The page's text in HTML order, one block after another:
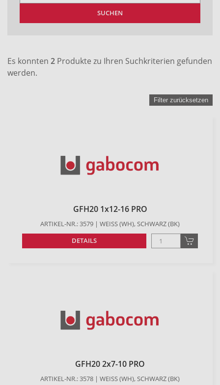
SUCHEN
Es konnten 2 Produkte zu Ihren Suchkriterien gefunden
werden.
Filter zurücksetzen
GFH20 1x12-16 PRO
ARTIKEL-NR.: 3579 | WEISS (WH), SCHWARZ (BK)
DETAILS
GFH20 2x7-10 PRO
ARTIKEL-NR.: 3578 | WEISS (WH), SCHWARZ (BK)